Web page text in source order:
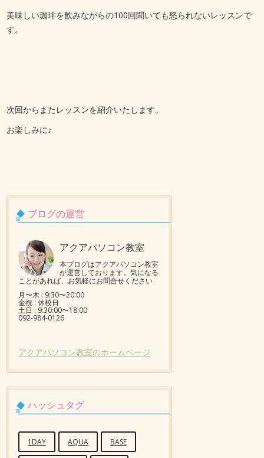
美味しい珈琲を飲みながらの100回聞いても怒られないレッスンで
す。
次回からまたレッスンを紹介いたします。
お楽しみに♪
ブログの運営
アクアパソコン教室
本ブログはアクアパソコン教室
が運営しております。気になる
ことがあれば、お気軽にお問合せください
月〜木 : 9:30〜20:00
金祝 : 休校日
土日 : 9:30:00〜18:00
092-984-0126
アクアパソコン教室のホームページ
ハッシュタグ
1DAY AQUA BASE